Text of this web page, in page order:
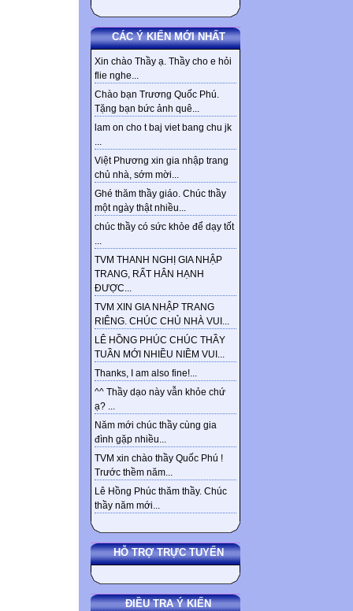
CÁC Ý KIẾN MỚI NHẤT
Xin chào Thầy ạ. Thầy cho e hỏi
flie nghe...
Chào bạn Trương Quốc Phú.
Tặng bạn bức ảnh quê...
lam on cho t baj viet bang chu jk
...
Việt Phương xin gia nhập trang
chủ nhà, sớm mời...
Ghé thăm thầy giáo. Chúc thầy
một ngày thật nhiều...
chúc thầy có sức khỏe để dạy tốt
...
TVM THANH NGHỊ GIA NHẬP
TRANG, RẤT HÂN HẠNH
ĐƯỢC...
TVM XIN GIA NHẬP TRANG
RIÊNG. CHÚC CHỦ NHÀ VUI...
LÊ HỒNG PHÚC CHÚC THẦY
TUẦN MỚI NHIỀU NIỀM VUI...
Thanks, I am also fine!...
^^ Thầy dạo này vẫn khỏe chứ
ạ? ...
Năm mới chúc thầy cùng gia
đình gặp nhiều...
TVM xin chào thầy Quốc Phú !
Trước thềm năm...
Lê Hồng Phúc thăm thầy. Chúc
thầy năm mới...
HỖ TRỢ TRỰC TUYẾN
ĐIỀU TRA Ý KIẾN